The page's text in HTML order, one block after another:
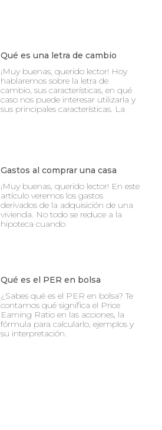
Qué es una letra de cambio
¡Muy buenas, querido lector! Hoy
hablaremos sobre la letra de
cambio, sus características, en qué
caso nos puede interesar utilizarla y
sus principales características. La
Gastos al comprar una casa
¡Muy buenas, querido lector! En este
artículo veremos los gastos
derivados de la adquisición de una
vivienda. No todo se reduce a la
hipoteca cuando
Qué es el PER en bolsa
¿Sabes qué es el PER en bolsa? Te
contamos qué significa el Price
Earning Ratio en las acciones, la
fórmula para calcularlo, ejemplos y
su interpretación.